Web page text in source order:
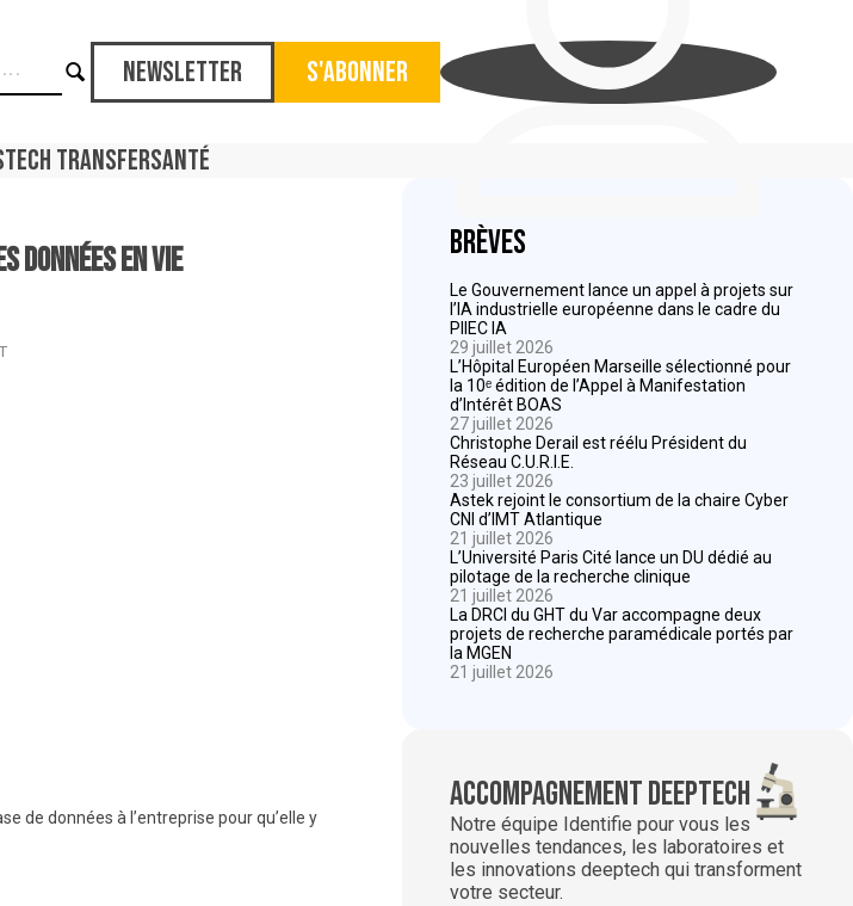
Newsletter S'abonner
Tech TransferSanté
données en vie
de données à l’entreprise pour qu’elle y
Brèves
Le Gouvernement lance un appel à projets sur
l’IA industrielle européenne dans le cadre du
PIIEC IA
29 juillet 2026
L’Hôpital Européen Marseille sélectionné pour
la 10ᵉ édition de l’Appel à Manifestation
d’Intérêt BOAS
27 juillet 2026
Christophe Derail est réélu Président du
Réseau C.U.R.I.E.
23 juillet 2026
Astek rejoint le consortium de la chaire Cyber
CNI d’IMT Atlantique
21 juillet 2026
L’Université Paris Cité lance un DU dédié au
pilotage de la recherche clinique
21 juillet 2026
La DRCI du GHT du Var accompagne deux
projets de recherche paramédicale portés par
la MGEN
21 juillet 2026
Accompagnement deeptech
Notre équipe Identifie pour vous les
nouvelles tendances, les laboratoires et
les innovations deeptech qui transforment
votre secteur.